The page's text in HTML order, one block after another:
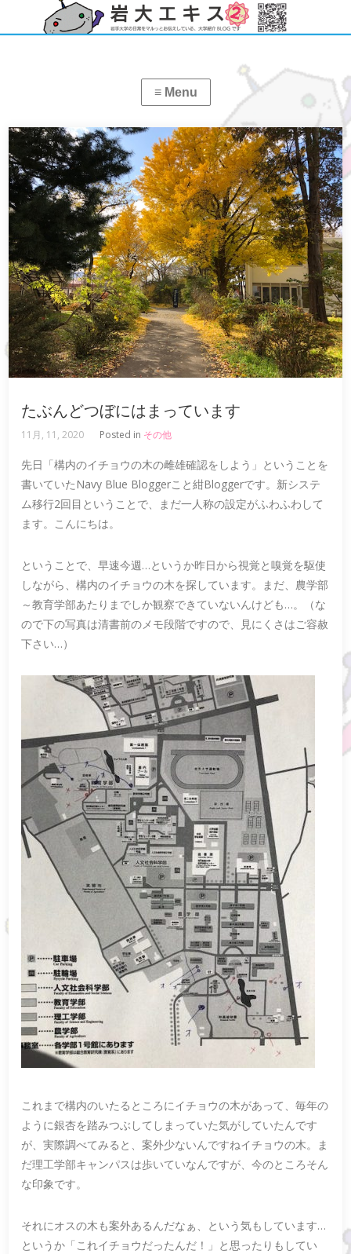
たぶんどつぼにはまっています
11月, 11, 2020 Posted in その他
先日「構内のイチョウの木の雌雄確認をしよう」ということを
書いていたNavy Blue Bloggerこと紺Bloggerです。新システ
ム移行2回目ということで、まだ一人称の設定がふわふわして
ます。こんにちは。
ということで、早速今週…というか昨日から視覚と嗅覚を駆使
しながら、構内のイチョウの木を探しています。まだ、農学部
～教育学部あたりまでしか観察できていないんけども…。（な
ので下の写真は清書前のメモ段階ですので、見にくさはご容赦
下さい…）
これまで構内のいたるところにイチョウの木があって、毎年の
ように銀杏を踏みつぶしてしまっていた気がしていたんです
が、実際調べてみると、案外少ないんですねイチョウの木。ま
だ理工学部キャンパスは歩いていなんですが、今のところそん
な印象です。
それにオスの木も案外あるんだなぁ、という気もしています…
というか「これイチョウだったんだ！」と思ったりもしてい